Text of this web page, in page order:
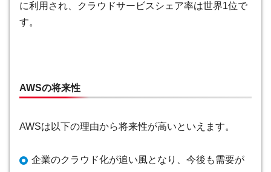
に利用され、クラウドサービスシェア率は世界1位で
す。
AWSの将来性
AWSは以下の理由から将来性が高いといえます。
企業のクラウド化が追い風となり、今後も需要が